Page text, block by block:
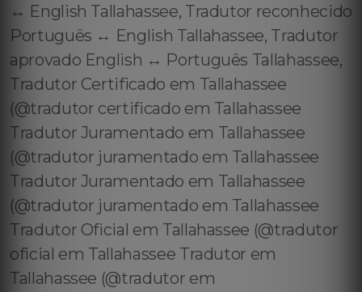
↔️ English Tallahassee, Tradutor reconhecido
Português ↔️ English Tallahassee, Tradutor
aprovado English ↔️ Português Tallahassee,
Tradutor Certificado em Tallahassee
(@tradutor certificado em Tallahassee
Tradutor Juramentado em Tallahassee
(@tradutor juramentado em Tallahassee
Tradutor Juramentado em Tallahassee
(@tradutor juramentado em Tallahassee
Tradutor Oficial em Tallahassee (@tradutor
oficial em Tallahassee Tradutor em
Tallahassee (@tradutor em